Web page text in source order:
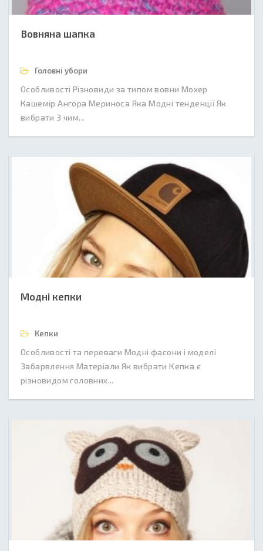
Вовняна шапка
Головні убори
Особливості Різновиди за типом вовни Мохер
Кашемір Ангора Мериноса Яка Модні тенденції Як
вибрати З чим...
Модні кепки
Кепки
Особливості та переваги Модні фасони і моделі
Забарвлення Матеріали Як вибрати Кепка є
різновидом головних...